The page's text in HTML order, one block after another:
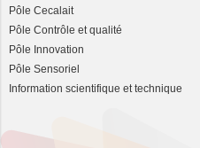
Pôle Cecalait
Pôle Contrôle et qualité
Pôle Innovation
Pôle Sensoriel
Information scientifique et technique